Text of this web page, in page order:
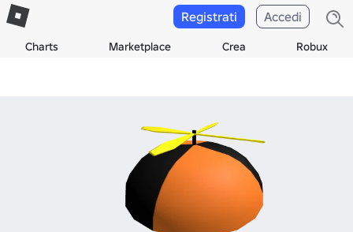
Charts Marketplace Crea Robux
Registrati Accedi